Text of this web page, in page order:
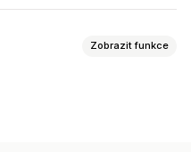
Zobrazit funkce